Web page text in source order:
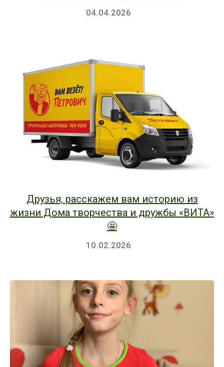
04.04.2026
Друзья, расскажем вам историю из
жизни Дома творчества и дружбы «ВИТА»
🤩
10.02.2026